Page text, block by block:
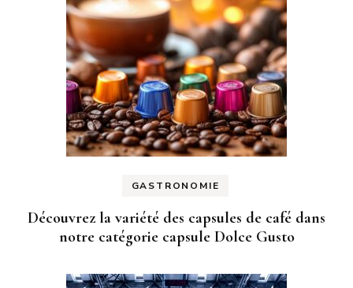
GASTRONOMIE
Découvrez la variété des capsules de café dans
notre catégorie capsule Dolce Gusto